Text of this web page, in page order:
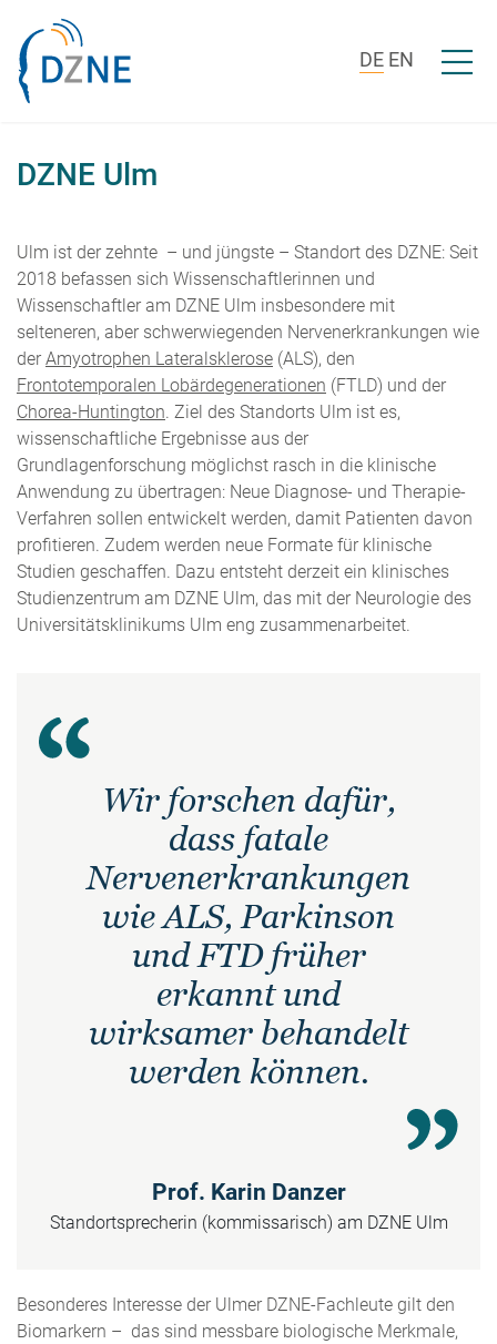
DE EN Menü
DZNE Ulm
Ulm ist der zehnte – und jüngste – Standort des DZNE: Seit
2018 befassen sich Wissenschaftlerinnen und
Wissenschaftler am DZNE Ulm insbesondere mit
selteneren, aber schwerwiegenden Nervenerkrankungen wie
der Amyotrophen Lateralsklerose (ALS), den
Frontotemporalen Lobärdegenerationen (FTLD) und der
Chorea-Huntington. Ziel des Standorts Ulm ist es,
wissenschaftliche Ergebnisse aus der
Grundlagenforschung möglichst rasch in die klinische
Anwendung zu übertragen: Neue Diagnose- und Therapie-
Verfahren sollen entwickelt werden, damit Patienten davon
profitieren. Zudem werden neue Formate für klinische
Studien geschaffen. Dazu entsteht derzeit ein klinisches
Studienzentrum am DZNE Ulm, das mit der Neurologie des
Universitätsklinikums Ulm eng zusammenarbeitet.
Wir forschen dafür,
dass fatale
Nervenerkrankungen
wie ALS, Parkinson
und FTD früher
erkannt und
wirksamer behandelt
werden können.
Prof. Karin Danzer
Standortsprecherin (kommissarisch) am DZNE Ulm
Besonderes Interesse der Ulmer DZNE-Fachleute gilt den
Biomarkern – das sind messbare biologische Merkmale,